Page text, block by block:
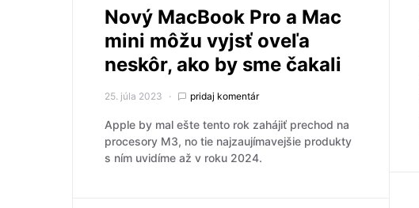
Nový MacBook Pro a Mac
mini môžu vyjsť oveľa
neskôr, ako by sme čakali
25. júla 2023 pridaj komentár
Apple by mal ešte tento rok zahájiť prechod na
procesory M3, no tie najzaujímavejšie produkty
s ním uvidíme až v roku 2024.